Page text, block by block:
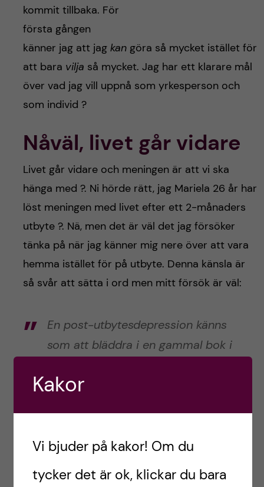
kommit tillbaka. För
första gången
känner jag att jag kangöra så mycket istället för
att bara vilja så mycket. Jag har ett klarare mål
över vad jag vill uppnå som yrkesperson och
som individ ?
Nåväl, livet går vidare
Livet går vidare och meningen är att vi ska
hänga med ?️. Ni hörde rätt, jag Mariela 26 år har
löst meningen med livet efter ett 2-månaders
utbyte ?. Nä, men det är väl det jag försöker
tänka på när jag känner mig nere över att vara
hemma istället för på utbyte. Denna känsla är
så svår att sätta i ord men mitt försök är väl:
En post-utbytesdepression känns
som att bläddra i en gammal bok i
som innehåller de mest
skratten genom bladen ?. Du blir
Kakor
Vi bjuder på kakor! Om du
tycker det är ok, klickar du bara